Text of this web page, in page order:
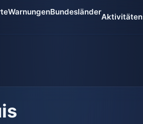
WarnungenBundesländer
Aktivitäten